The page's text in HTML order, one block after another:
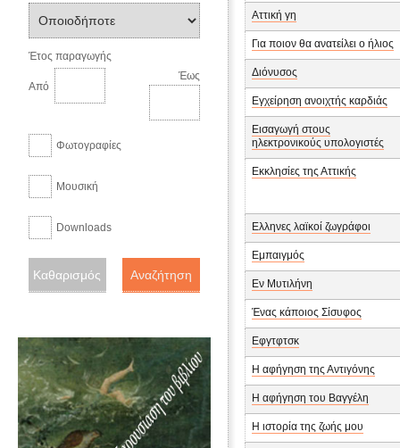
Έτος παραγωγής
Από
Έως
Φωτογραφίες
Μουσική
Downloads
Αττική γη
Για ποιον θα ανατείλει ο ήλιος
Διόνυσος
Εγχείρηση ανοιχτής καρδιάς
Εισαγωγή στους
ηλεκτρονικούς υπολογιστές
Εκκλησίες της Αττικής
Ελληνες λαϊκοί ζωγράφοι
Εμπαιγμός
Εν Μυτιλήνη
Ένας κάποιος Σίσυφος
Εφγτφτσκ
Η αφήγηση της Αντιγόνης
Η αφήγηση του Βαγγέλη
Η ιστορία της ζωής μου